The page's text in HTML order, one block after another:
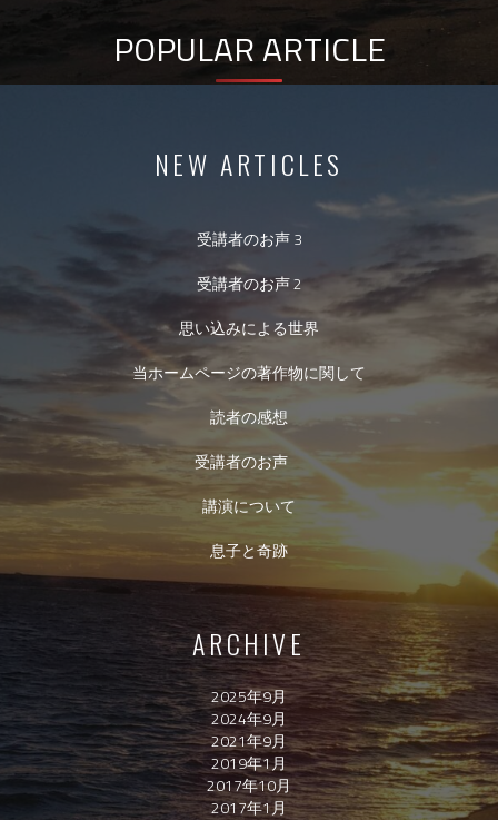
POPULAR ARTICLE
NEW ARTICLES
受講者のお声 3
受講者のお声 2
思い込みによる世界
当ホームページの著作物に関して
読者の感想
受講者のお声
講演について
息子と奇跡
ARCHIVE
2025年9月
2024年9月
2021年9月
2019年1月
2017年10月
2017年1月